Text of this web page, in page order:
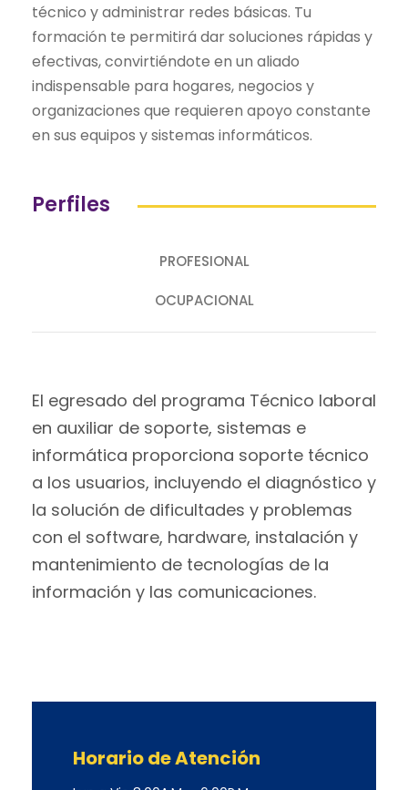
técnico y administrar redes básicas. Tu
formación te permitirá dar soluciones rápidas y
efectivas, convirtiéndote en un aliado
indispensable para hogares, negocios y
organizaciones que requieren apoyo constante
en sus equipos y sistemas informáticos.
Perfiles
PROFESIONAL
OCUPACIONAL
El egresado del programa Técnico laboral
en auxiliar de soporte, sistemas e
informática proporciona soporte técnico
a los usuarios, incluyendo el diagnóstico y
la solución de dificultades y problemas
con el software, hardware, instalación y
mantenimiento de tecnologías de la
información y las comunicaciones.
Horario de Atención